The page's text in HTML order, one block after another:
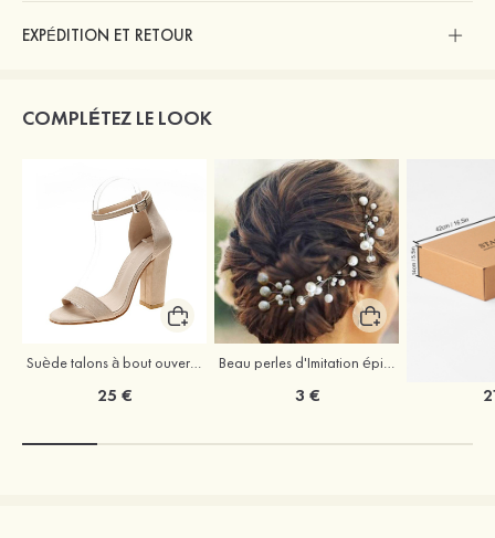
EXPÉDITION ET RETOUR
COMPLÉTEZ LE LOOK
Suède talons à bout ouvert sandales talon bottier chaussures pour les soirées
25 €
Beau perles d'Imitation épingles à cheveux coiffe
3 €